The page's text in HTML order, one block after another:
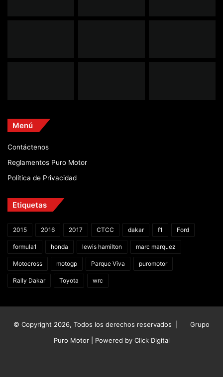
Menú
Contáctenos
Reglamentos Puro Motor
Política de Privacidad
Etiquetas
2015 2016 2017 CTCC dakar f1 Ford
formula1 honda lewis hamilton marc marquez
Motocross motogp Parque Viva puromotor
Rally Dakar Toyota wrc
© Copyright 2026, Todos los derechos reservados |
Grupo
Puro Motor | Powered by Click Digital